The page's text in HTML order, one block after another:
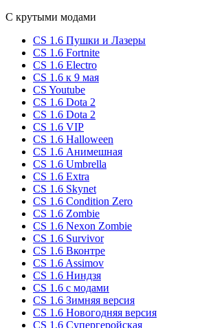
С крутыми модами
CS 1.6 Пушки и Лазеры
CS 1.6 Fortnite
CS 1.6 Electro
CS 1.6 к 9 мая
CS Youtube
CS 1.6 Dota 2
CS 1.6 Dota 2
CS 1.6 VIP
CS 1.6 Halloween
CS 1.6 Анимешная
CS 1.6 Umbrella
CS 1.6 Extra
CS 1.6 Skynet
CS 1.6 Condition Zero
CS 1.6 Zombie
CS 1.6 Nexon Zombie
CS 1.6 Survivor
CS 1.6 Вконтре
CS 1.6 Assimov
CS 1.6 Ниндзя
CS 1.6 с модами
CS 1.6 Зимняя версия
CS 1.6 Новогодняя версия
CS 1.6 Супергеройская